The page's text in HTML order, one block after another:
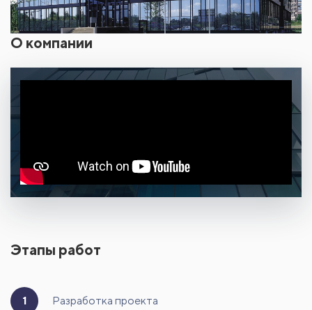
О компании
Этапы работ
1 Разработка проекта